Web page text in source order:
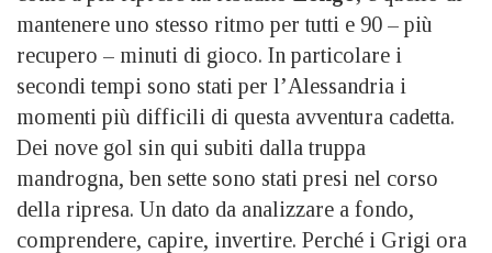
mantenere uno stesso ritmo per tutti e 90 – più
recupero – minuti di gioco. In particolare i
secondi tempi sono stati per l’Alessandria i
momenti più difficili di questa avventura cadetta.
Dei nove gol sin qui subiti dalla truppa
mandrogna, ben sette sono stati presi nel corso
della ripresa. Un dato da analizzare a fondo,
comprendere, capire, invertire. Perché i Grigi ora